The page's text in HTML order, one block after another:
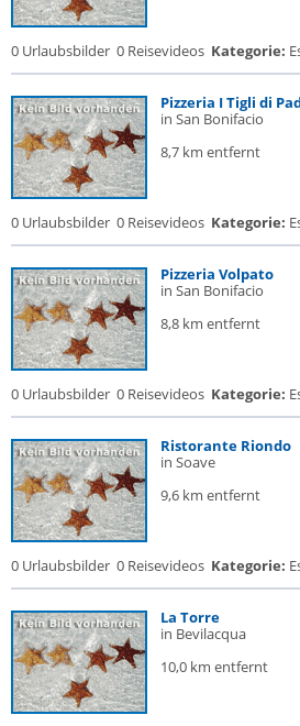
0 Urlaubsbilder 0 Reisevideos Kategorie:
Pizzeria I Tigli di
in San Bonifacio
8,7 km entfernt
0 Urlaubsbilder 0 Reisevideos Kategorie:
Pizzeria Volpato
in San Bonifacio
8,8 km entfernt
0 Urlaubsbilder 0 Reisevideos Kategorie:
Ristorante Riondo
in Soave
9,6 km entfernt
0 Urlaubsbilder 0 Reisevideos Kategorie:
La Torre
in Bevilacqua
10,0 km entfernt